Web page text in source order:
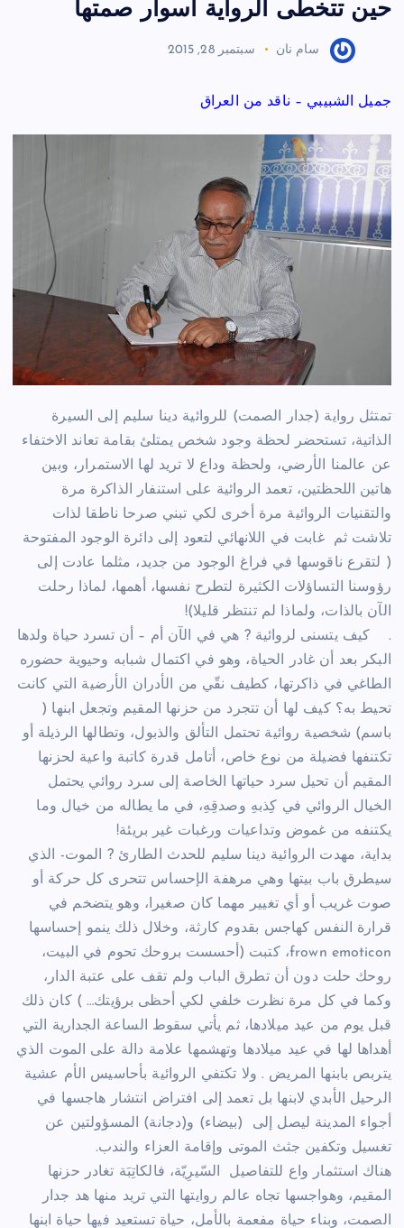
حين تتخطى الرواية أسوار صمتها
سام نان سبتمبر 28, 2015
جميل الشبيبي – ناقد من العراق
تمتثل رواية (جدار الصمت) للروائية دينا سليم إلى السيرة
الذاتية، تستحضر لحظة وجود شخص يمتلئ بقامة تعاند الاختفاء
عن عالمنا الأرضي، ولحظة وداع لا تريد لها الاستمرار، وبين
هاتين اللحظتين، تعمد الروائية على استنفار الذاكرة مرة
والتقنيات الروائية مرة أخرى لكي تبني صرحا ناطقا لذات
تلاشت ثم غابت في اللانهائي لتعود إلى دائرة الوجود المفتوحة
( لتقرع ناقوسها في فراغ الوجود من جديد، مثلما عادت إلى
رؤوسنا التساؤلات الكثيرة لتطرح نفسها، أهمها، لماذا رحلت
الآن بالذات، ولماذا لم تنتظر قليلا)!
. كيف يتسنى لروائية ? هي في الآن أم – أن تسرد حياة ولدها
البكر بعد أن غادر الحياة، وهو في اكتمال شبابه وحيوية حضوره
الطاغي في ذاكرتها، كطيف نقّي من الأدران الأرضية التي كانت
تحيط به؟ كيف لها أن تتجرد من حزنها المقيم وتجعل ابنها (
باسم) شخصية روائية تحتمل التألق والذبول، وتطالها الرذيلة أو
تكتنفها فضيلة من نوع خاص، أتامل قدرة كاتبة واعية لحزنها
المقيم أن تحيل سرد حياتها الخاصة إلى سرد روائي يحتمل
الخيال الروائي في كِذبهِ وصدقِهِ، في ما يطاله من خيال وما
يكتنفه من غموض وتداعيات ورغبات غير بريئة!
بداية، مهدت الروائية دينا سليم للحدث الطارئ ? الموت- الذي
سيطرق باب بيتها وهي مرهفة الإحساس تتحرى كل حركة أو
صوت غريب أو أي تغيير مهما كان صغيرا، وهو يتضخم في
قرارة النفس كهاجس بقدوم كارثة، وخلال ذلك ينمو إحساسها
frown emoticon، كتبت (أحسست بروحك تحوم في البيت،
روحك حلت دون أن تطرق الباب ولم تقف على عتبة الدار،
وكما في كل مرة نظرت خلفي لكي أحظى برؤيتك… ) كان ذلك
قبل يوم من عيد ميلادها، ثم يأتي سقوط الساعة الجدارية التي
أهداها لها في عيد ميلادها وتهشمها علامة دالة على الموت الذي
يتربص بابنها المريض . ولا تكتفي الروائية بأحاسيس الأم عشية
الرحيل الأبدي لابنها بل تعمد إلى افتراض انتشار هاجسها في
أجواء المدينة ليصل إلى (بيضاء) و(دجانة) المسؤولتين عن
تغسيل وتكفين جثث الموتى وإقامة العزاء والندب.
هناك استثمار واع للتفاصيل السّيرِيّة، فالكاتِبَة تغادر حزنها
المقيم، وهواجسها تجاه عالم روايتها التي تريد منها هد جدار
الصمت، وبناء حياة مفعمة بالأمل، حياة تستعيد فيها حياة ابنها